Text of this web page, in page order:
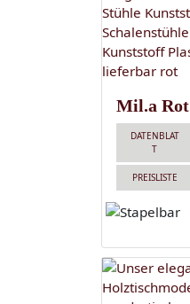
Mil.a Rot
DATENBLAT
T
PREISLISTE